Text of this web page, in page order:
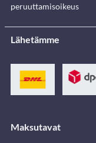
peruuttamisoikeus
Lähetämme
Maksutavat